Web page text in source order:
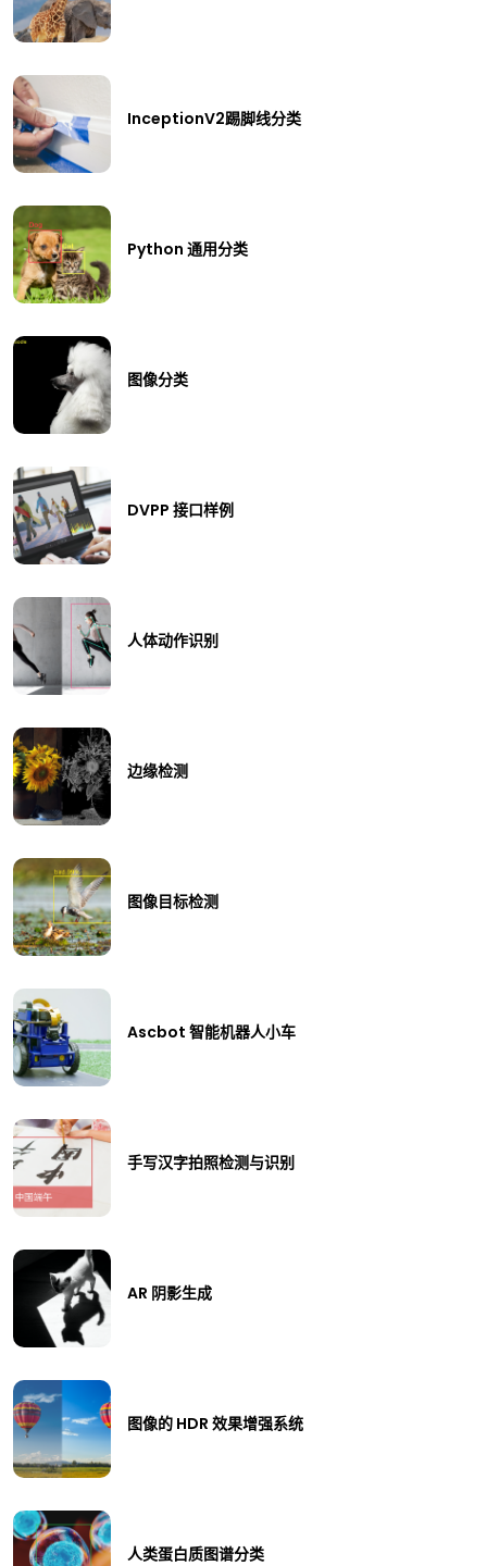
InceptionV2踢脚线分类
Python 通用分类
图像分类
DVPP 接口样例
人体动作识别
边缘检测
图像目标检测
Ascbot 智能机器人小车
手写汉字拍照检测与识别
AR 阴影生成
图像的 HDR 效果增强系统
人类蛋白质图谱分类